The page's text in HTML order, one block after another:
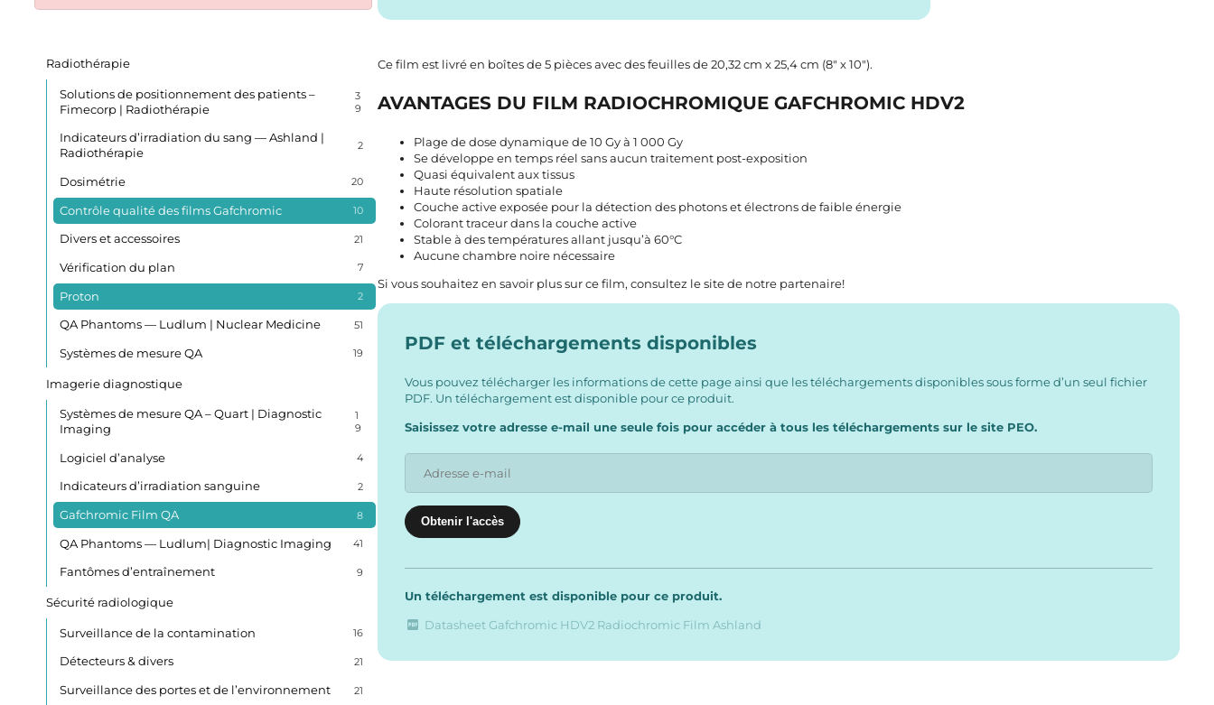
Radiothérapie
Solutions de positionnement des patients –
Fimecorp | Radiothérapie
3
9
Indicateurs d’irradiation du sang — Ashland |
Radiothérapie
2
Dosimétrie 20
Contrôle qualité des films Gafchromic 10
Divers et accessoires 21
Vérification du plan 7
Proton 2
QA Phantoms — Ludlum | Nuclear Medicine 51
Systèmes de mesure QA 19
Imagerie diagnostique
Systèmes de mesure QA – Quart | Diagnostic
Imaging
1
9
Logiciel d’analyse 4
Indicateurs d’irradiation sanguine 2
Gafchromic Film QA 8
QA Phantoms — Ludlum| Diagnostic Imaging 41
Fantômes d’entraînement 9
Sécurité radiologique
Surveillance de la contamination 16
Détecteurs & divers 21
Surveillance des portes et de l’environnement 21
Ce film est livré en boîtes de 5 pièces avec des feuilles de 20,32 cm x 25,4 cm (8″ x 10″).
AVANTAGES DU FILM RADIOCHROMIQUE GAFCHROMIC HDV2
Plage de dose dynamique de 10 Gy à 1 000 Gy
Se développe en temps réel sans aucun traitement post-exposition
Quasi équivalent aux tissus
Haute résolution spatiale
Couche active exposée pour la détection des photons et électrons de faible énergie
Colorant traceur dans la couche active
Stable à des températures allant jusqu’à 60°C
Aucune chambre noire nécessaire
Si vous souhaitez en savoir plus sur ce film, consultez le site de notre partenaire!
PDF et téléchargements disponibles
Vous pouvez télécharger les informations de cette page ainsi que les téléchargements disponibles sous forme d’un seul fichier
PDF. Un téléchargement est disponible pour ce produit.
Saisissez votre adresse e-mail une seule fois pour accéder à tous les téléchargements sur le site PEO.
Un téléchargement est disponible pour ce produit.
Datasheet Gafchromic HDV2 Radiochromic Film Ashland